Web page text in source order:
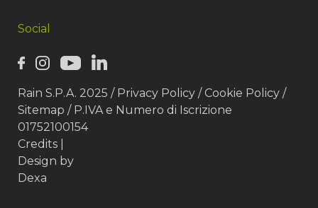
Social
Rain S.P.A. 2025 / Privacy Policy / Cookie Policy /
Sitemap / P.IVA e Numero di Iscrizione
01752100154
Credits
Design by
Dexa